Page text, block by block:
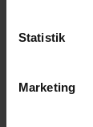
Statistik
Marketing